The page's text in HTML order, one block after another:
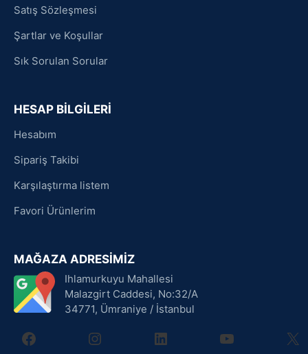
Satış Sözleşmesi
Şartlar ve Koşullar
Sık Sorulan Sorular
HESAP BİLGİLERİ
Hesabım
Sipariş Takibi
Karşılaştırma listem
Favori Ürünlerim
MAĞAZA ADRESİMİZ
Ihlamurkuyu Mahallesi
Malazgirt Caddesi, No:32/A
34771, Ümraniye / İstanbul
facebookinstagramlinkedin youtube X